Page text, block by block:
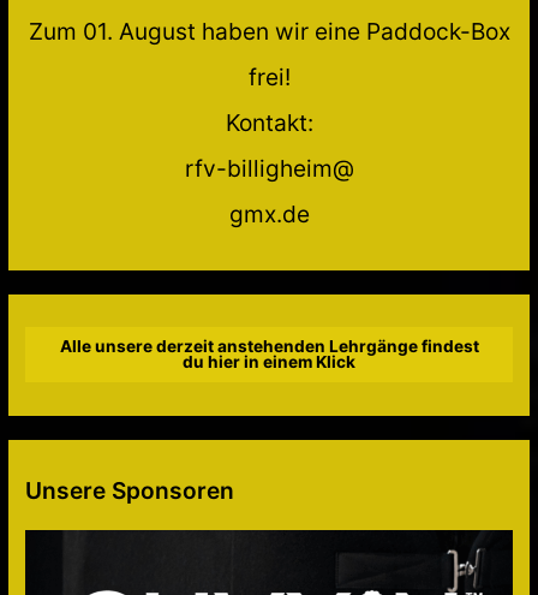
Zum 01. August haben wir eine Paddock-Box
frei!
Kontakt:
rfv-billigheim@
gmx.de
Alle unsere derzeit anstehenden Lehrgänge findest
du hier in einem Klick
Unsere Sponsoren